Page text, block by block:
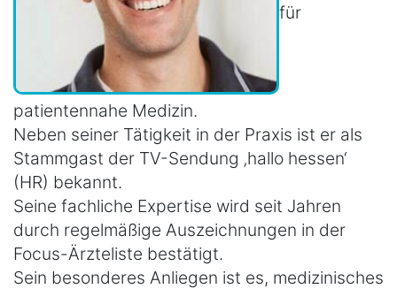
für
patientennahe Medizin.
Neben seiner Tätigkeit in der Praxis ist er als
Stammgast der TV-Sendung ‚hallo hessen‘
(HR) bekannt.
Seine fachliche Expertise wird seit Jahren
durch regelmäßige Auszeichnungen in der
Focus-Ärzteliste bestätigt.
Sein besonderes Anliegen ist es, medizinisches